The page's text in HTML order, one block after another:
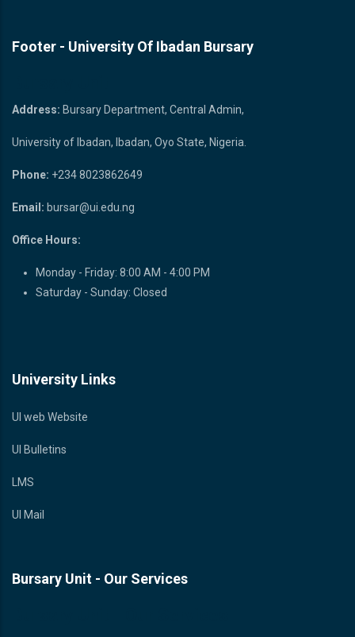
Footer - University Of Ibadan Bursary
Address: Bursary Department, Central Admin,
University of Ibadan, Ibadan, Oyo State, Nigeria.
Phone: +234 8023862649
Email: bursar@ui.edu.ng
Office Hours:
Monday - Friday: 8:00 AM - 4:00 PM
Saturday - Sunday: Closed
University Links
UI web Website
UI Bulletins
LMS
UI Mail
Bursary Unit - Our Services